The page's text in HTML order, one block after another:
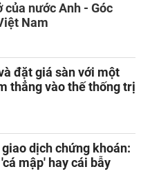
của nước Anh - Góc
Nam
đặt giá sàn với một
thẳng vào thế thống trị
dịch chứng khoán:
mập' hay cái bẫy